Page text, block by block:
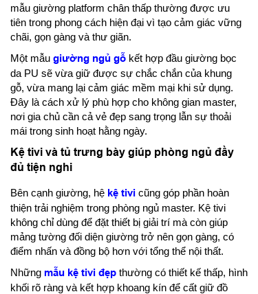
mẫu giường platform chân thấp thường được ưu
tiên trong phong cách hiện đại vì tạo cảm giác vững
chãi, gọn gàng và thư giãn.
Một mẫu giường ngủ gỗ kết hợp đầu giường bọc
da PU sẽ vừa giữ được sự chắc chắn của khung
gỗ, vừa mang lại cảm giác mềm mại khi sử dụng.
Đây là cách xử lý phù hợp cho không gian master,
nơi gia chủ cần cả vẻ đẹp sang trọng lẫn sự thoải
mái trong sinh hoạt hằng ngày.
Kệ tivi và tủ trưng bày giúp phòng ngủ đầy
đủ tiện nghi
Bên cạnh giường, hệ kệ tivi cũng góp phần hoàn
thiện trải nghiệm trong phòng ngủ master. Kệ tivi
không chỉ dùng để đặt thiết bị giải trí mà còn giúp
mảng tường đối diện giường trở nên gọn gàng, có
điểm nhấn và đồng bộ hơn với tổng thể nội thất.
Những mẫu kệ tivi đẹp thường có thiết kế thấp, hình
khối rõ ràng và kết hợp khoang kín để cất giữ đồ